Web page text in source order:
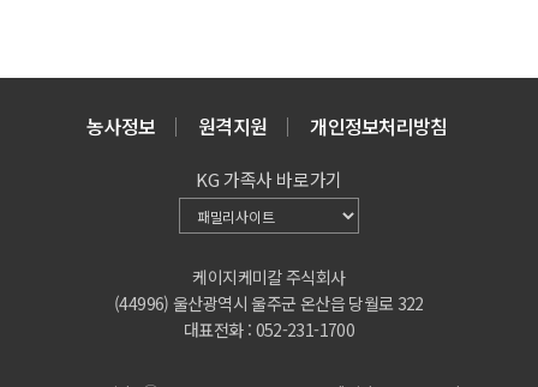
농사정보 원격지원 개인정보처리방침
케이지케미칼 주식회사
(44996) 울산광역시 울주군 온산읍 당월로 322
대표전화 : 052-231-1700
KG 가족사 바로가기